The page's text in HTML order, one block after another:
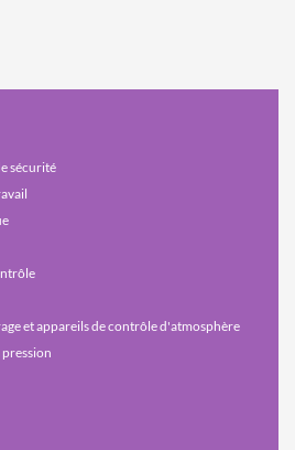
sécurité
et appareils de contrôle d'atmosphère